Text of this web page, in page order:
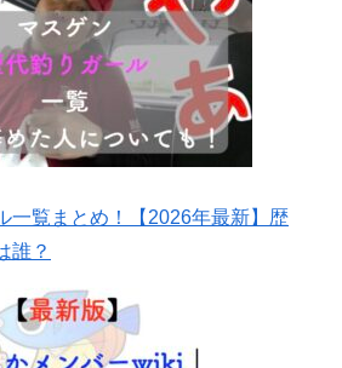
一覧まとめ！【2026年最新】歴
誰？